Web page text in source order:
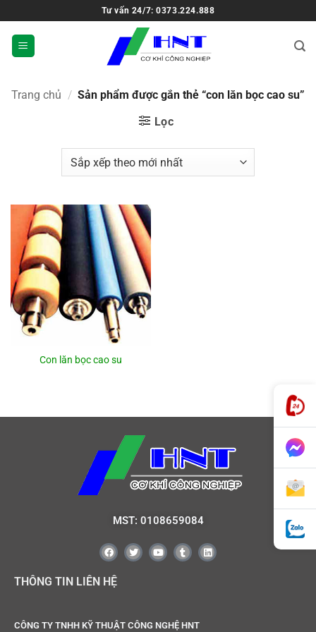
Tư vấn 24/7: 0373.224.888
Trang chủ / Sản phẩm được gắn thẻ “con lăn bọc cao su”
Lọc
Con lăn bọc cao su
MST: 0108659084
THÔNG TIN LIÊN HỆ
CÔNG TY TNHH KỸ THUẬT CÔNG NGHỆ HNT